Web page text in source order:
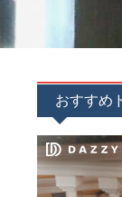
おすすめ